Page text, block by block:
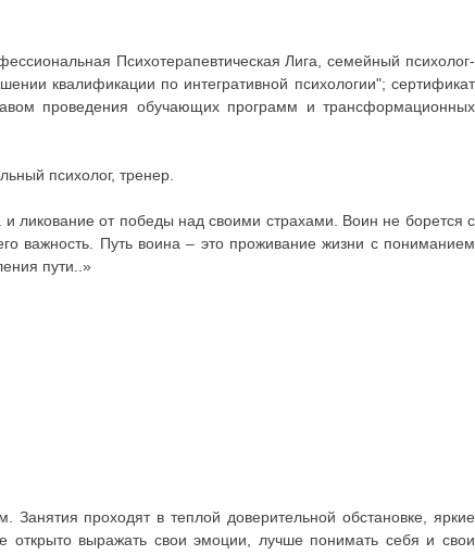
Психотерапевтическая Лига, семейный психолог-
квалификации по интегративной психологии"; сертификат
проведения обучающих программ и трансформационных
психолог, тренер.
и ликование от победы над своими страхами. Воин не борется с
важность. Путь воина – это проживание жизни с пониманием
пути..»
проходят в теплой доверительной обстановке, яркие
открыто выражать свои эмоции, лучше понимать себя и свои